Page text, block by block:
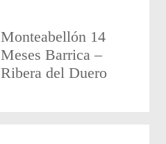
Monteabellón 14
Meses Barrica –
Ribera del Duero